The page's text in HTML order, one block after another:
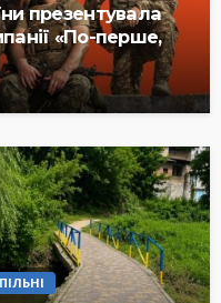
презентувала
«По-перше,